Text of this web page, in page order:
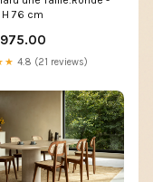
H 76 cm
4.8 (21 reviews)